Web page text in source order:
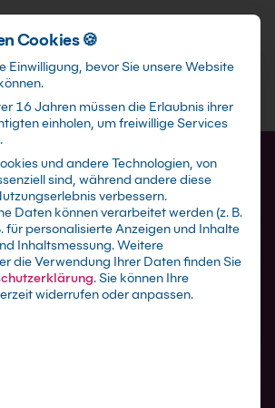
Schnellzugriff
Schulungen
Cookies 🍪
Einwilligung, bevor Sie unsere Website
16 Jahren müssen die Erlaubnis ihrer
einholen, um freiwillige Services
und andere Technologien, von
sind, während andere diese
verbessern.
Daten können verarbeitet werden (z. B.
für personalisierte Anzeigen und Inhalte
Inhaltsmessung.Weitere
die Verwendung Ihrer Daten finden Sie
.Sie können Ihre
widerrufen oder anpassen.
der Service-Gruppen, für die eine